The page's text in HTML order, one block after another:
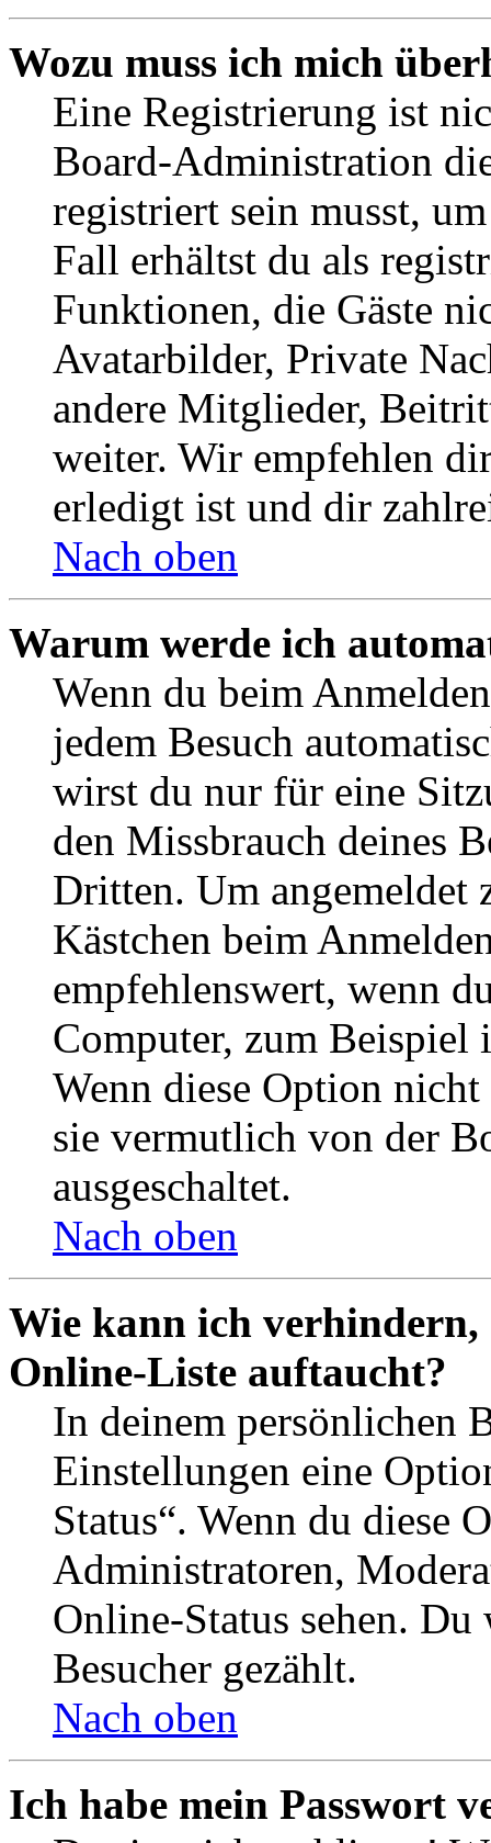
Wozu muss ich mich
Eine Registrierung ist
Board-Administration
registriert sein musst,
Fall erhältst du als
Funktionen, die Gäste
Avatarbilder, Private
andere Mitglieder,
weiter. Wir empfehlen
erledigt ist und dir
Nach oben
Warum werde ich
Wenn du beim
jedem Besuch
wirst du nur für eine
den Missbrauch deines
Dritten. Um angemeldet
Kästchen beim
empfehlenswert, wenn
Computer, zum Beispiel
Wenn diese Option
sie vermutlich von der
ausgeschaltet.
Nach oben
Wie kann ich verhindern,
Online-Liste auftaucht?
In deinem persönlichen
Einstellungen eine
Status“. Wenn du diese
Administratoren,
Online-Status sehen.
Besucher gezählt.
Nach oben
Ich habe mein Passwort